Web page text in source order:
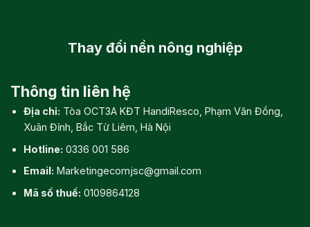
Thay đổi nền nông nghiệp
Thông tin liên hệ
Địa chỉ: Tòa OCT3A KĐT HandiResco, Phạm Văn Đồng,
Xuân Đỉnh, Bắc Từ Liêm, Hà Nội
Hotline: 0336 001 586
Email: Marketingecomjsc@gmail.com
Mã số thuế: 0109864128